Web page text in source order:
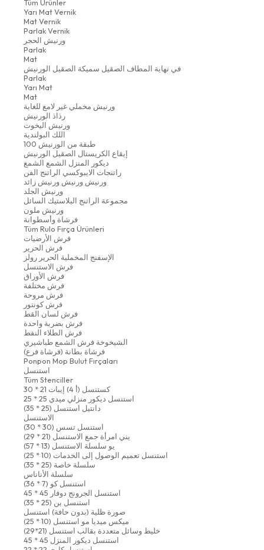
Tüm Ürünler
Yarı Mat Vernik
Mat Vernik
Parlak Vernik
ورنيش الحجر
Parlak
Mat
في نهاية المطاف الصقيل سميكة الصقيل الورنيش
Parlak
Yarı Mat
Mat
ورنيش مخملي غير لامع للغاية
رذاذ الورنيش
ورنيش اليخوت
اللك البولندية
100 طبقة من الورنيش
إيقاع الكريستال الصقيل الورنيش
ديكور المنزل الشمع الشمع
راتنجات الايبوكسي الراتنج الفن
ورنيش ورنيش ورنيش زائد
ورنيش الجلد
مجموعة الراتنج البلاستيك السائل
ورنيش ملون
فرشاة وأسطوانة
Tüm Rulo Fırça Ürünleri
فرش الأرضيات
فرش الحرير
الإسفنج المخملية الحرير رولز
فرش الاستنسل
فرش الأوراق
فرش مختلفة
فرش مروحة
فرش كونتور
فرش لسان القط
فرش بضربة واحدة
فرش الطلاء النفط
الشيخوخة فرش الشمع طباشيري
فرشاة بطانة (فرشاة فرع)
Ponpon Mop Bulut Fırçaları
استنسل
Tüm Stenciller
كستنسل (أ 4) إيبات 21 * 30
استنسل ديكور منزلي ميدي 25 * 25
دانتيل استنسل (25 * 35)
الاستنسل
استنسل تسس (30 * 30)
يني امرأة جمع الاستنسل (21 * 29)
يو سلسلة الاستنسل (13 * 57)
استنسل تعميم الوصول إلى الخدمات (10 * 25)
سلسلة خاصة (25 * 35)
سلسلة الأناناس
استنسل كو (7 * 36)
استنسل الجرونج دوفار 45 * 45
استنسل بن (25 * 35)
صورة ظلية (بدون حافة) استنسل
ميكس ميديا مو استنسل (10 * 25)
خليط وسائل متعددة بقالب استنسل (21*29)
استنسل ديكور المنزل 45 * 45